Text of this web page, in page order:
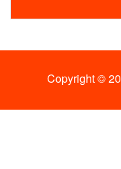
Copyright ©